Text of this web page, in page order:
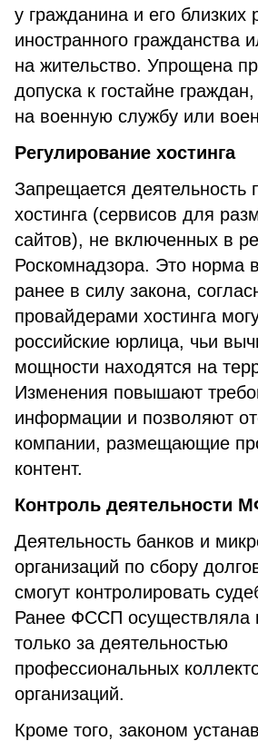
у гражданина и его близких
иностранного гражданства
на жительство. Упрощена
допуска к гостайне
на военную службу или
Регулирование хостинга
Запрещается деятельность
хостинга (сервисов для
сайтов), не включенных в
Роскомнадзора. Это норма
ранее в силу закона,
провайдерами хостинга
российские юрлица, чьи
мощности находятся на
Изменения повышают
информации и позволяют
компании, размещающие
контент.
Контроль деятельности
Деятельность банков и
организаций по сбору
смогут контролировать
Ранее ФССП осуществляла
только за деятельностью
профессиональных
организаций.
Кроме того, законом